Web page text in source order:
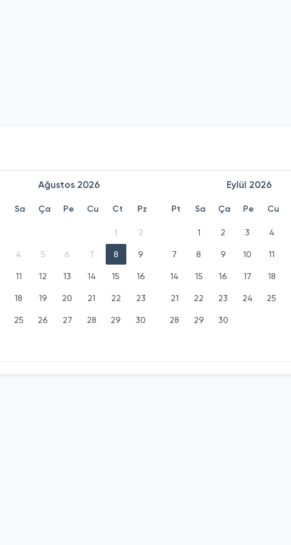
Ağustos 2026
Sa Ça Pe Cu Ct Pz
1 2
4 5 6 7 8 9
11 12 13 14 15 16
18 19 20 21 22 23
25 26 27 28 29 30
Eylül 2026
Pt Sa Ça Pe Cu
1 2 3 4
7 8 9 10 11
14 15 16 17 18
21 22 23 24 25
28 29 30